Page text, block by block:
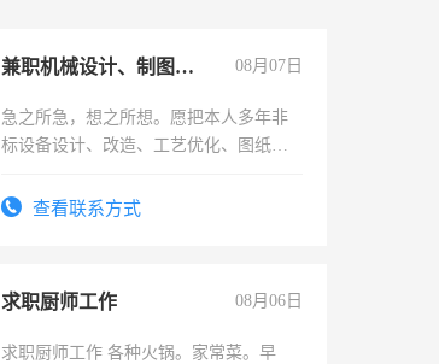
兼职机械设计、制图、设备改造 08月07日
急之所急，想之所想。愿把本人多年非
标设备设计、改造、工艺优化、图纸制
结识有识之士，共享未来。
查看联系方式
求职厨师工作 08月06日
求职厨师工作 各种火锅。家常菜。早